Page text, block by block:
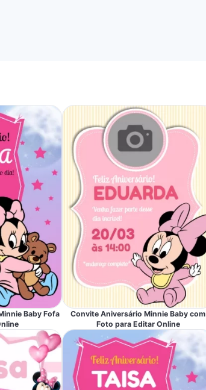
Baby Fofa
Convite Aniversário Minnie Baby com
Foto para Editar Online